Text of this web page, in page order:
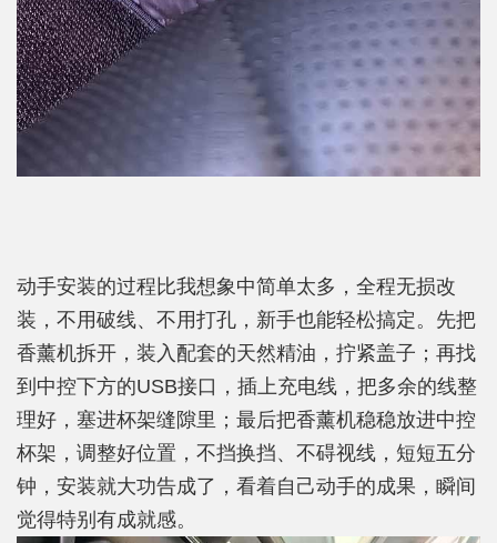
动手安装的过程比我想象中简单太多，全程无损改
装，不用破线、不用打孔，新手也能轻松搞定。先把
香薰机拆开，装入配套的天然精油，拧紧盖子；再找
到中控下方的USB接口，插上充电线，把多余的线整
理好，塞进杯架缝隙里；最后把香薰机稳稳放进中控
杯架，调整好位置，不挡换挡、不碍视线，短短五分
钟，安装就大功告成了，看着自己动手的成果，瞬间
觉得特别有成就感。